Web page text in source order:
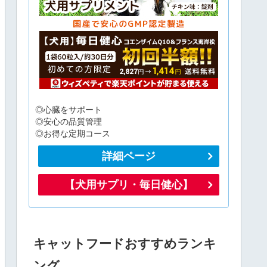
◎心臓をサポート
◎安心の品質管理
◎お得な定期コース
詳細ページ
【犬用サプリ・毎日健心】
キャットフードおすすめランキ